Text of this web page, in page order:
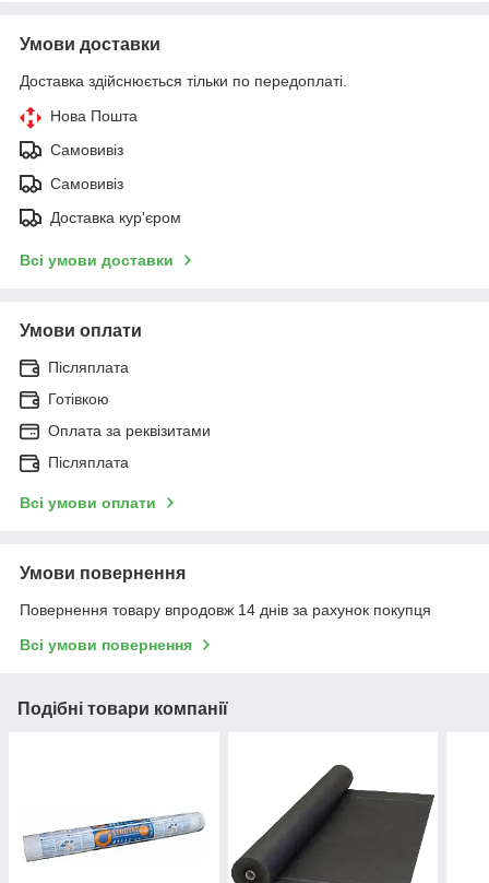
Умови доставки
Доставка здійснюється тільки по передоплаті.
Нова Пошта
Самовивіз
Самовивіз
Доставка кур'єром
Всі умови доставки
Умови оплати
Післяплата
Готівкою
Оплата за реквізитами
Післяплата
Всі умови оплати
Умови повернення
Повернення товару впродовж 14 днів за рахунок покупця
Всі умови повернення
Подібні товари компанії